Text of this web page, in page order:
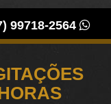
99718-2564